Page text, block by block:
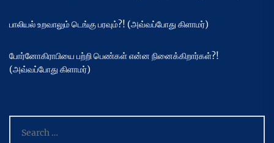
பாலியல் உறவாலும் டெங்கு பரவும்?! (அவ்வப்போது கிளாமர்)
போர்னோகிராபியை பற்றி பெண்கள் என்ன நினைக்கிறார்கள்?!
(அவ்வப்போது கிளாமர்)
for: